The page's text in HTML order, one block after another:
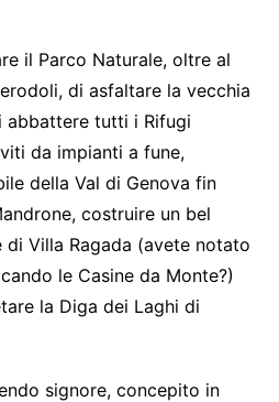
il Parco Naturale, oltre al
di asfaltare la vecchia
abbattere tutti i Rifugi
da impianti a fune,
della Val di Genova fin
costruire un bel
di Villa Ragada (avete notato
le Casine da Monte?)
la Diga dei Laghi di
signore, concepito in